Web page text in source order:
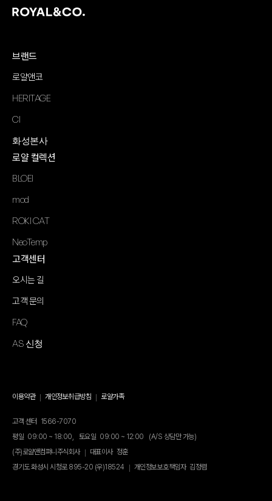
브랜드
로얄앤코
HERITAGE
CI
화성본사
로얄 컬렉션
BLOEI
mod
ROKI CAT
NeoTemp
고객센터
오시는 길
고객 문의
FAQ
AS 신청
이용약관 개인정보취급방침 로얄가족
고객 센터 1566-7070
평일 09:00 ~ 18:00, 토요일 09:00 ~ 12:00
(A/S 상담만 가능)
(주)로얄앤컴퍼니주식회사
대표이사 정훈
경기도 화성시 시청로 895-20 (우)18524
개인정보보호책임자 김정렴